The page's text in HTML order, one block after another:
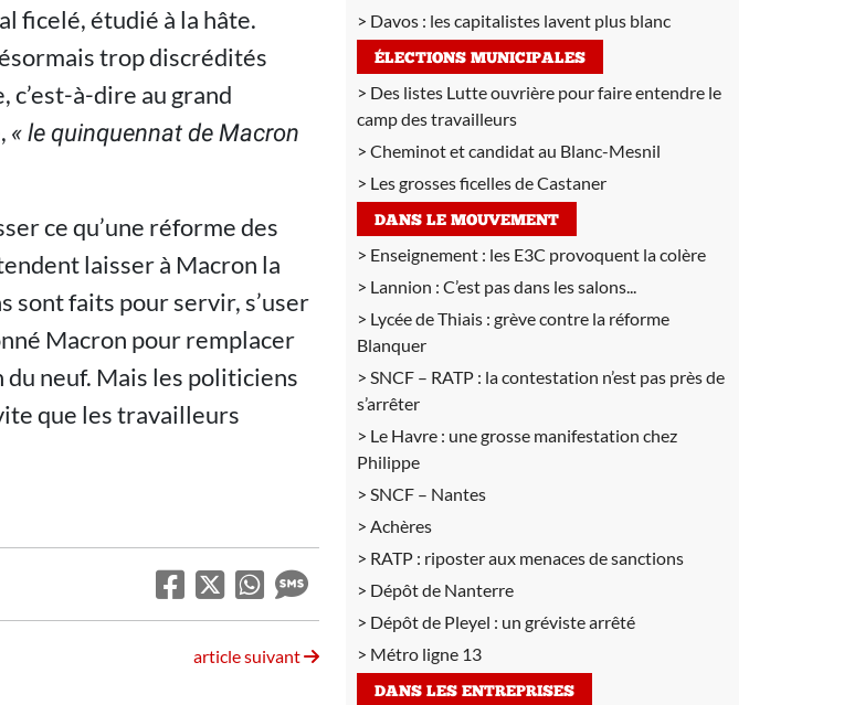
ficelé, étudié à la hâte.
trop discrédités
c’est-à-dire au grand
« le quinquennat de Macron
ce qu’une réforme des
laisser à Macron la
sont faits pour servir, s’user
Macron pour remplacer
neuf. Mais les politiciens
que les travailleurs
article suivant
Davos : les capitalistes lavent plus blanc
ÉLECTIONS MUNICIPALES
Des listes Lutte ouvrière pour faire entendre le
camp des travailleurs
Cheminot et candidat au Blanc-Mesnil
Les grosses ficelles de Castaner
DANS LE MOUVEMENT
Enseignement : les E3C provoquent la colère
Lannion : C’est pas dans les salons...
Lycée de Thiais : grève contre la réforme
Blanquer
SNCF – RATP : la contestation n’est pas près de
s’arrêter
Le Havre : une grosse manifestation chez
Philippe
SNCF – Nantes
Achères
RATP : riposter aux menaces de sanctions
Dépôt de Nanterre
Dépôt de Pleyel : un gréviste arrêté
Métro ligne 13
DANS LES ENTREPRISES